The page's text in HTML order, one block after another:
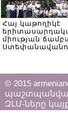
Հայ կաթողիկէ
միության
© 2015
ԶԼՄ-ները